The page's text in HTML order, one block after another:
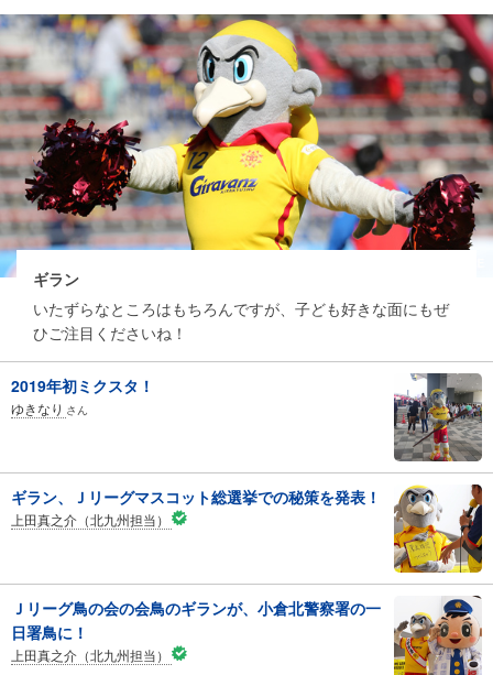
ギラン
いたずらなところはもちろんですが、子ども好きな面にもぜ
ひご注目くださいね！
2019年初ミクスタ！
ゆきなり さん
ギラン、Ｊリーグマスコット総選挙での秘策を発表！
上田真之介（北九州担当）
Ｊリーグ鳥の会の会鳥のギランが、小倉北警察署の一
日署鳥に！
上田真之介（北九州担当）